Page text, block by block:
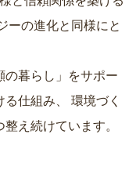
の暮らし」をサポー
仕組み、
え続けています。